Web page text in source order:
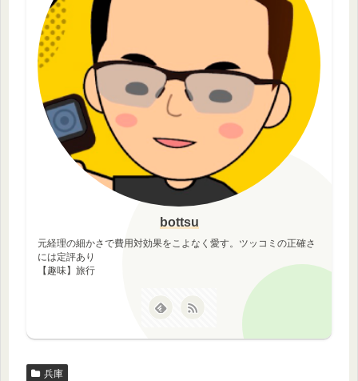
bottsu
元経理の細かさで費用対効果をこよなく愛す。ツッコミの正確さ
には定評あり
【趣味】旅行
兵庫